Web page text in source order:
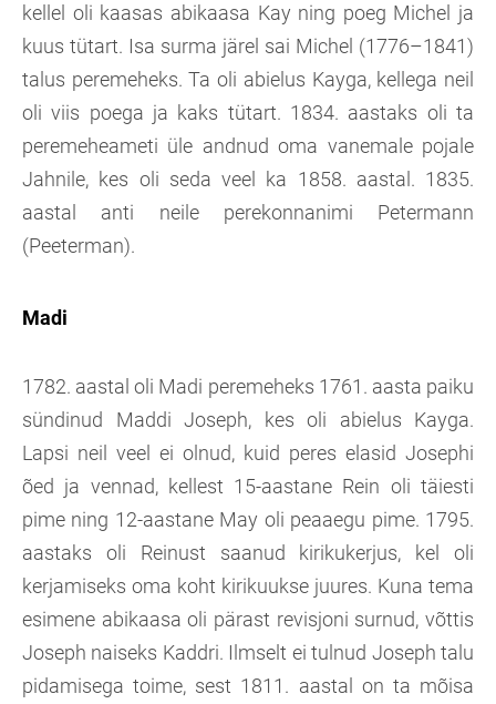
kellel oli kaasas abikaasa Kay ning poeg Michel ja
kuus tütart. Isa surma järel sai Michel (1776–1841)
talus peremeheks. Ta oli abielus Kayga, kellega neil
oli viis poega ja kaks tütart. 1834. aastaks oli ta
peremeheameti üle andnud oma vanemale pojale
Jahnile, kes oli seda veel ka 1858. aastal. 1835.
aastal anti neile perekonnanimi Petermann
(Peeterman).
Madi
1782. aastal oli Madi peremeheks 1761. aasta paiku
sündinud Maddi Joseph, kes oli abielus Kayga.
Lapsi neil veel ei olnud, kuid peres elasid Josephi
õed ja vennad, kellest 15-aastane Rein oli täiesti
pime ning 12-aastane May oli peaaegu pime. 1795.
aastaks oli Reinust saanud kirikukerjus, kel oli
kerjamiseks oma koht kirikuukse juures. Kuna tema
esimene abikaasa oli pärast revisjoni surnud, võttis
Joseph naiseks Kaddri. Ilmselt ei tulnud Joseph talu
pidamisega toime, sest 1811. aastal on ta mõisa